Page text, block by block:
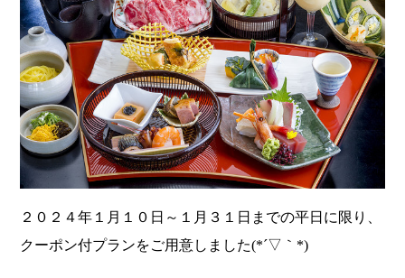
２０２４年１月１０日～１月３１日までの平日に限り、
クーポン付プランをご用意しました(*´▽｀*)